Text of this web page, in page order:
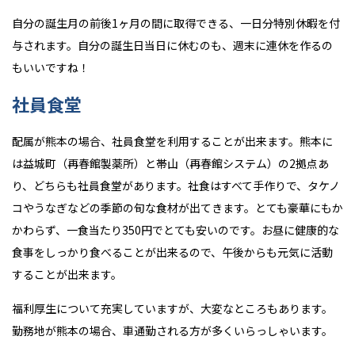
自分の誕生月の前後1ヶ月の間に取得できる、一日分特別休暇を付
与されます。自分の誕生日当日に休むのも、週末に連休を作るの
もいいですね！
社員食堂
配属が熊本の場合、社員食堂を利用することが出来ます。熊本に
は益城町（再春館製薬所）と帯山（再春館システム）の2拠点あ
り、どちらも社員食堂があります。社食はすべて手作りで、タケノ
コやうなぎなどの季節の旬な食材が出てきます。とても豪華にもか
かわらず、一食当たり350円でとても安いのです。お昼に健康的な
食事をしっかり食べることが出来るので、午後からも元気に活動
することが出来ます。
福利厚生について充実していますが、大変なところもあります。
勤務地が熊本の場合、車通勤される方が多くいらっしゃいます。